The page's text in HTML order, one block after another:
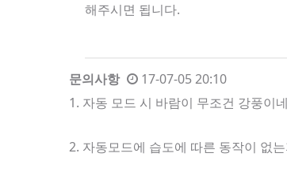
해주시면 됩니다.
문의사항
17-07-05 20:10
1. 자동 모드 시 바람이 무조건 강풍이
2. 자동모드에 습도에 따른 동작이 없